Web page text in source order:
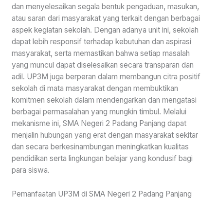
dan menyelesaikan segala bentuk pengaduan, masukan,
atau saran dari masyarakat yang terkait dengan berbagai
aspek kegiatan sekolah. Dengan adanya unit ini, sekolah
dapat lebih responsif terhadap kebutuhan dan aspirasi
masyarakat, serta memastikan bahwa setiap masalah
yang muncul dapat diselesaikan secara transparan dan
adil. UP3M juga berperan dalam membangun citra positif
sekolah di mata masyarakat dengan membuktikan
komitmen sekolah dalam mendengarkan dan mengatasi
berbagai permasalahan yang mungkin timbul. Melalui
mekanisme ini, SMA Negeri 2 Padang Panjang dapat
menjalin hubungan yang erat dengan masyarakat sekitar
dan secara berkesinambungan meningkatkan kualitas
pendidikan serta lingkungan belajar yang kondusif bagi
para siswa.
Pemanfaatan UP3M di SMA Negeri 2 Padang Panjang